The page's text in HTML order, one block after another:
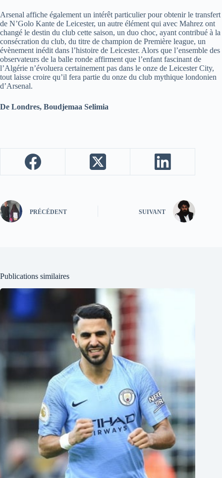
Arsenal affiche également un intérêt particulier pour obtenir le transfert
de N’Golo Kante de Leicester, un autre élément qui avec Mahrez ont
changé le destin du club cette saison, un duo choc, ayant contribué à la
consécration du club, du titre de champion de Première league, un
évènement inédit dans l’histoire de Leicester. Alors que l’ensemble des
observateurs de la balle ronde affirment que l’enfant fascinant de
l’Algérie n’évoluera certainement pas dans le onze de Leicester City,
tout laisse croire qu’il fera partie du onze du club mythique londonien
d’Arsenal.
De Londres, Boudjemaa Selimia
PRÉCÉDENT SUIVANT
Publications similaires